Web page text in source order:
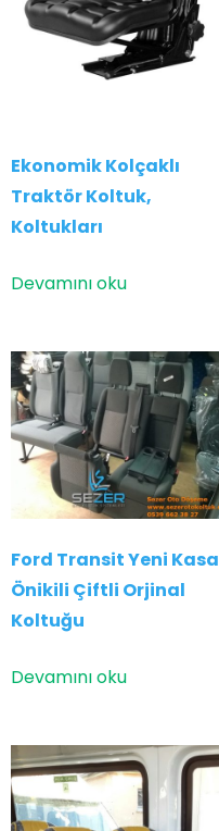
Ekonomik Kolçaklı
Traktör Koltuk,
Koltukları
Devamını oku
Ford Transit Yeni Kasa
Önikili Çiftli Orjinal
Koltuğu
Devamını oku